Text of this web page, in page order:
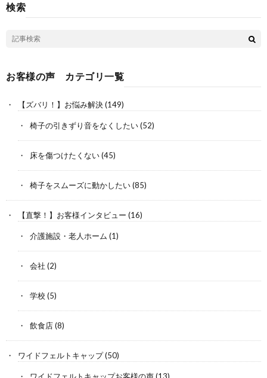
検索
お客様の声 カテゴリ一覧
【ズバリ！】お悩み解決(149)
椅子の引きずり音をなくしたい(52)
床を傷つけたくない(45)
椅子をスムーズに動かしたい(85)
【直撃！】お客様インタビュー (16)
介護施設・老人ホーム (1)
会社 (2)
学校 (5)
飲食店(8)
ワイドフェルトキャップ(50)
ワイドフェルトキャップお客様の声(13)